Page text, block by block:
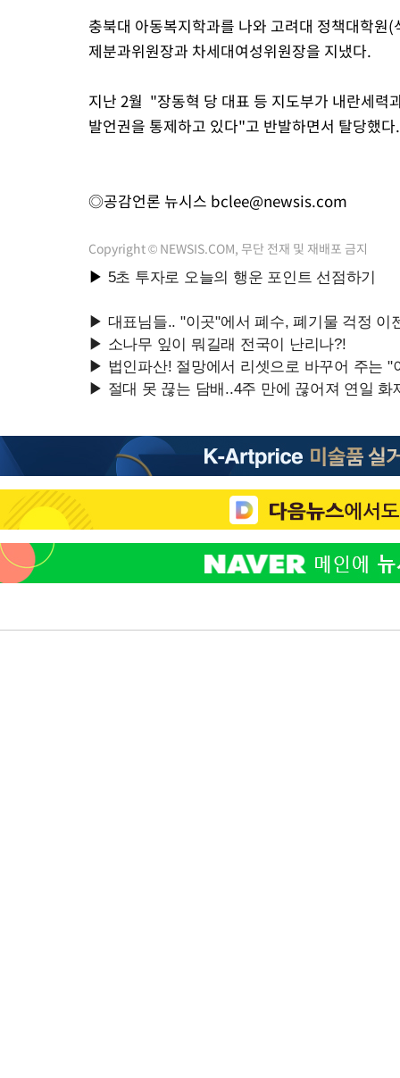
충북대 아동복지학과를 나와 고려대 정책대학
제분과위원장과 차세대여성위원장을 지냈다.
지난 2월 "장동혁 당 대표 등 지도부가 내란세력
발언권을 통제하고 있다"고 반발하면서 탈당했다.
◎공감언론 뉴시스 bclee@newsis.com
Copyright © NEWSIS.COM, 무단 전재 및 재배포 금지